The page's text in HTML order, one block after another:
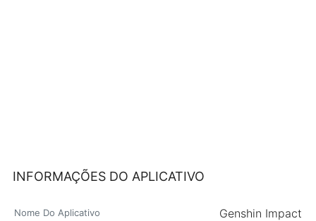
INFORMAÇÕES DO APLICATIVO
Nome Do Aplicativo Genshin Impact